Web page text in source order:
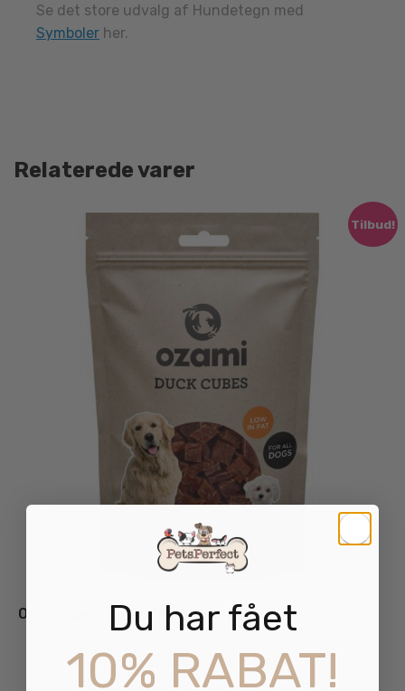
Se det store udvalg af Hundetegn med
Symboler her.
Relaterede varer
Tilbud!
Ozami Ande Cubes 100g
29.95kr. inkl. moms
Du har fået
10% RABAT!